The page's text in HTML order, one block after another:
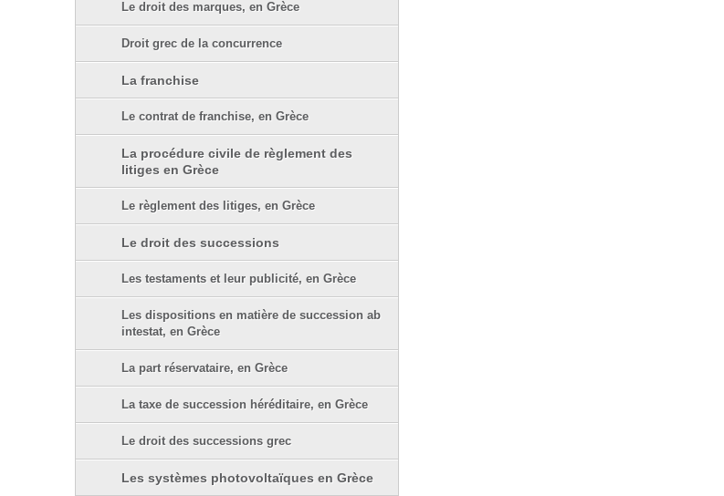
Le droit des marques, en Grèce
Droit grec de la concurrence
La franchise
Le contrat de franchise, en Grèce
La procédure civile de règlement des
litiges en Grèce
Le règlement des litiges, en Grèce
Le droit des successions
Les testaments et leur publicité, en Grèce
Les dispositions en matière de succession ab
intestat, en Grèce
La part réservataire, en Grèce
La taxe de succession héréditaire, en Grèce
Le droit des successions grec
Les systèmes photovoltaïques en Grèce